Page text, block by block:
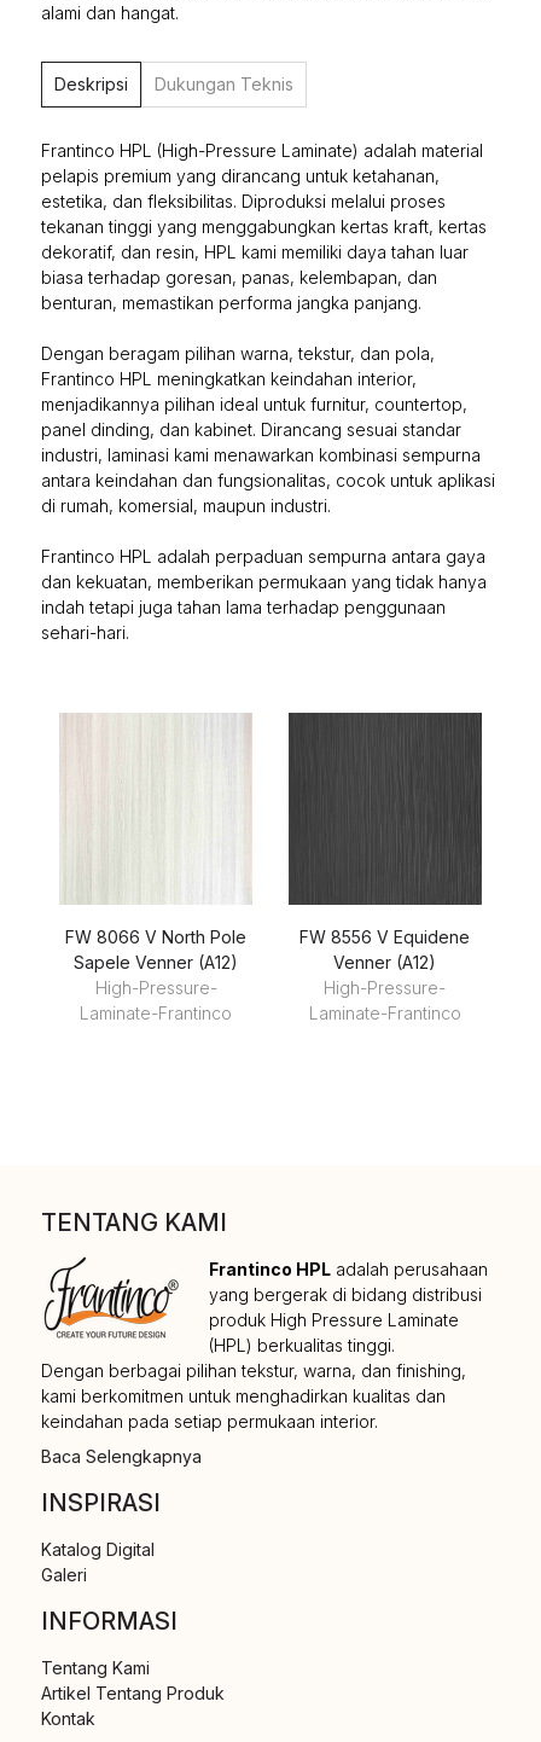
alami dan hangat.
Deskripsi Dukungan Teknis
Frantinco HPL (High-Pressure Laminate) adalah material
pelapis premium yang dirancang untuk ketahanan,
estetika, dan fleksibilitas. Diproduksi melalui proses
tekanan tinggi yang menggabungkan kertas kraft, kertas
dekoratif, dan resin, HPL kami memiliki daya tahan luar
biasa terhadap goresan, panas, kelembapan, dan
benturan, memastikan performa jangka panjang.
Dengan beragam pilihan warna, tekstur, dan pola,
Frantinco HPL meningkatkan keindahan interior,
menjadikannya pilihan ideal untuk furnitur, countertop,
panel dinding, dan kabinet. Dirancang sesuai standar
industri, laminasi kami menawarkan kombinasi sempurna
antara keindahan dan fungsionalitas, cocok untuk aplikasi
di rumah, komersial, maupun industri.
Frantinco HPL adalah perpaduan sempurna antara gaya
dan kekuatan, memberikan permukaan yang tidak hanya
indah tetapi juga tahan lama terhadap penggunaan
sehari-hari.
FW 8066 V North Pole
Sapele Venner (A12)
High-Pressure-
Laminate-Frantinco
FW 8556 V Equidene
Venner (A12)
High-Pressure-
Laminate-Frantinco
TENTANG KAMI
Frantinco HPL adalah perusahaan
yang bergerak di bidang distribusi
produk High Pressure Laminate
(HPL) berkualitas tinggi.
Dengan berbagai pilihan tekstur, warna, dan finishing,
kami berkomitmen untuk menghadirkan kualitas dan
keindahan pada setiap permukaan interior.
Baca Selengkapnya
INSPIRASI
Katalog Digital
Galeri
INFORMASI
Tentang Kami
Artikel Tentang Produk
Kontak